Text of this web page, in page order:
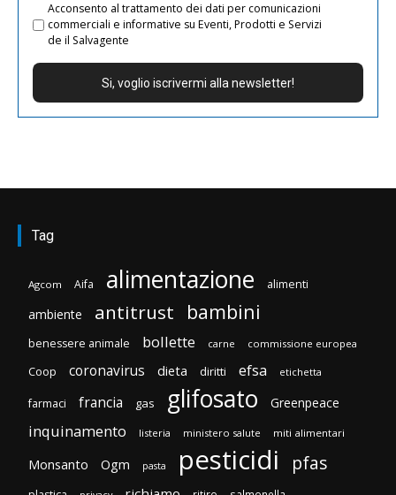
Acconsento al trattamento dei dati per comunicazioni
commerciali e informative su Eventi, Prodotti e Servizi
de il Salvagente
Tag
Agcom Aifa alimentazione alimenti
ambiente antitrust bambini
benessere animale bollette carne commissione europea
Coop coronavirus dieta diritti efsa etichetta
farmaci francia gas glifosato Greenpeace
inquinamento listeria ministero salute miti alimentari
Monsanto Ogm pasta pesticidi pfas